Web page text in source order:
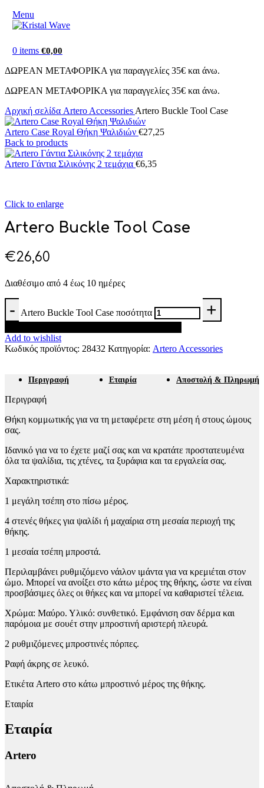
Menu
0 items €0,00
ΔΩΡΕΑΝ ΜΕΤΑΦΟΡΙΚΑ για παραγγελίες 35€ και άνω.
ΔΩΡΕΑΝ ΜΕΤΑΦΟΡΙΚΑ για παραγγελίες 35€ και άνω.
Αρχική σελίδα Artero Accessories Artero Buckle Tool Case
Artero Case Royal Θήκη Ψαλιδιών €27,25
Back to products
Artero Γάντια Σιλικόνης 2 τεμάχια €6,35
Click to enlarge
Artero Buckle Tool Case
€26,60
Διαθέσιμο από 4 έως 10 ημέρες
Artero Buckle Tool Case ποσότητα
Add to wishlist
Κωδικός προϊόντος: 28432 Κατηγορία: Artero Accessories
Περιγραφή Εταιρία Αποστολή & Πληρωμή
Περιγραφή
Θήκη κομμωτικής για να τη μεταφέρετε στη μέση ή στους ώμους
σας.
Ιδανικό για να το έχετε μαζί σας και να κρατάτε προστατευμένα
όλα τα ψαλίδια, τις χτένες, τα ξυράφια και τα εργαλεία σας.
Χαρακτηριστικά:
1 μεγάλη τσέπη στο πίσω μέρος.
4 στενές θήκες για ψαλίδι ή μαχαίρια στη μεσαία περιοχή της
θήκης.
1 μεσαία τσέπη μπροστά.
Περιλαμβάνει ρυθμιζόμενο νάιλον ιμάντα για να κρεμιέται στον
ώμο. Μπορεί να ανοίξει στο κάτω μέρος της θήκης, ώστε να είναι
προσβάσιμες όλες οι θήκες και να μπορεί να καθαριστεί τέλεια.
Χρώμα: Μαύρο. Υλικό: συνθετικό. Εμφάνιση σαν δέρμα και
παρόμοια με σουέτ στην μπροστινή αριστερή πλευρά.
2 ρυθμιζόμενες μπροστινές πόρπες.
Ραφή άκρης σε λευκό.
Ετικέτα Artero στο κάτω μπροστινό μέρος της θήκης.
Εταιρία
Εταιρία
Artero